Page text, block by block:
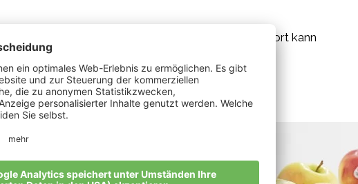
und Harmonie in die Familie, denn ab sofort kann